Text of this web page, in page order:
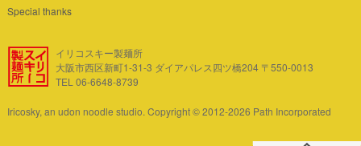
Special thanks
イリコスキー製麺所
大阪市西区新町1-31-3 ダイアパレス四ツ橋204 〒550-0013
TEL 06-6648-8739
Iricosky, an udon noodle studio. Copyright © 2012-2026 Path Incorporated